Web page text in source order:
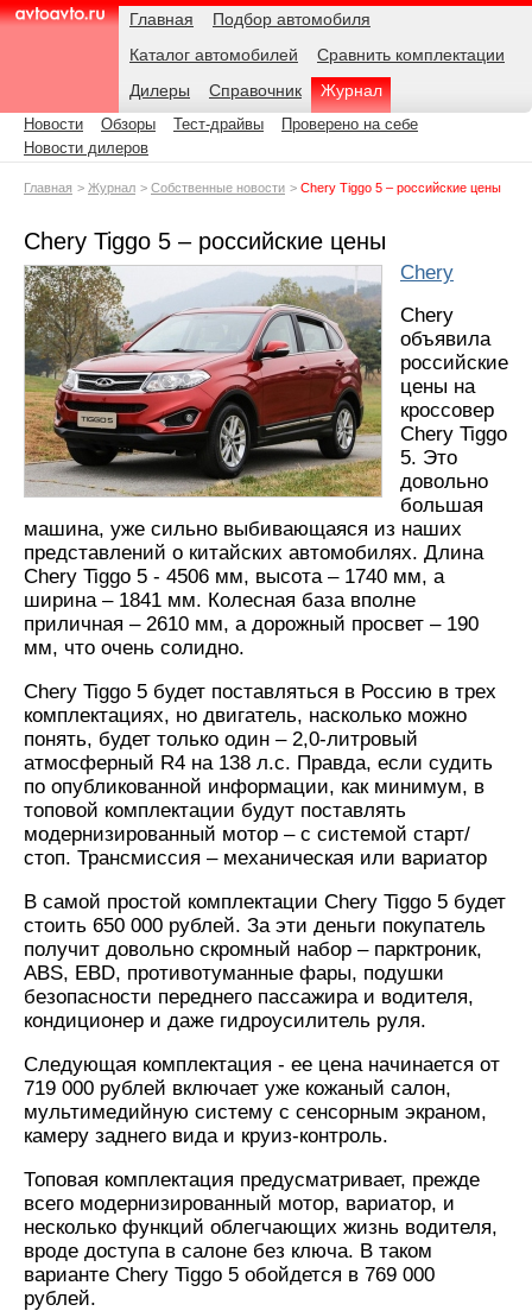
AvtoAvto.ru
Навигация Главная
Подбор автомобиля
Каталог автомобилей
Сравнить комплектации
Дилеры
Справочник Журнал
Подразделы
Новости Обзоры Тест-драйвы
Проверено на себе
Новости дилеров
Родительские
Главная Журнал Собственные новости Chery Tiggo 5 – российские цены
Chery Tiggo 5 – российские цены
Chery
Chery
объявила
российские
цены на
кроссовер
Chery Tiggo
5. Это
довольно
большая
машина, уже сильно выбивающаяся из наших
представлений о китайских автомобилях. Длина
Chery Tiggo 5 - 4506 мм, высота – 1740 мм, а
ширина – 1841 мм. Колесная база вполне
приличная – 2610 мм, а дорожный просвет – 190
мм, что очень солидно.
Chery Tiggo 5 будет поставляться в Россию в трех
комплектациях, но двигатель, насколько можно
понять, будет только один – 2,0-литровый
атмосферный R4 на 138 л.с. Правда, если судить
по опубликованной информации, как минимум, в
топовой комплектации будут поставлять
модернизированный мотор – с системой старт/
стоп. Трансмиссия – механическая или вариатор
В самой простой комплектации Chery Tiggo 5 будет
стоить 650 000 рублей. За эти деньги покупатель
получит довольно скромный набор – парктроник,
ABS, EBD, противотуманные фары, подушки
безопасности переднего пассажира и водителя,
кондиционер и даже гидроусилитель руля.
Следующая комплектация - ее цена начинается от
719 000 рублей включает уже кожаный салон,
мультимедийную систему с сенсорным экраном,
камеру заднего вида и круиз-контроль.
Топовая комплектация предусматривает, прежде
всего модернизированный мотор, вариатор, и
несколько функций облегчающих жизнь водителя,
вроде доступа в салоне без ключа. В таком
варианте Chery Tiggo 5 обойдется в 769 000
рублей.
Дата: